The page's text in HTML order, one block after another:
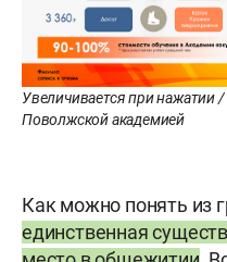
Увеличивается при нажатии
Поволжской академией
Как можно понять из
единственная